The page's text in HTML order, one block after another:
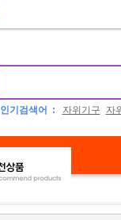
인기검색어 : 자위기구 자